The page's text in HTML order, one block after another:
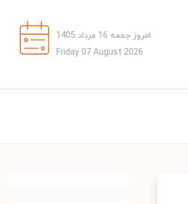
امروز جمعه 16 مرداد 1405
Friday 07 August 2026